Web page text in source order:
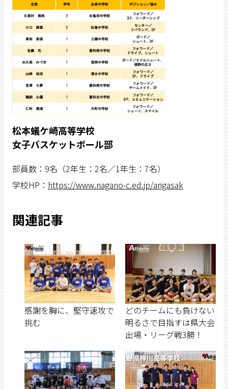
松本蟻ケ崎高等学校
女子バスケットボール部
部員数：9名（2年生：2名／1年生：7名）
学校HP： https://www.nagano-c.ed.jp/arigasak
関連記事
感謝を胸に、堅守速攻で
挑む
どのチームにも負けない
明るさで目指すは県大会
出場・リーグ戦3勝！